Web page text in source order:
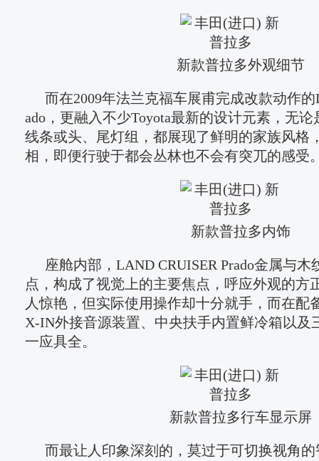
新款普拉多外观细节
而在2009年法兰克福车展甫完成改款动作的
ado，更融入不少Toyota最新的设计元素，无
线条或头、尾灯组，都展现了鲜明的家族风格
相，即便行驶于都会丛林也不会有突兀的感受
新款普拉多内饰
座舱内部，LAND CRUISER Prado金属与木
点，构成了视觉上的主要焦点，呼应外观的方
人惊艳，但实际使用操作却十分就手，而在配
X-IN外接音源装置、中央扶手内置鲜冷箱以及
一应具全。
新款普拉多行车显示屏
而最让人印象深刻的，莫过于可切换视角